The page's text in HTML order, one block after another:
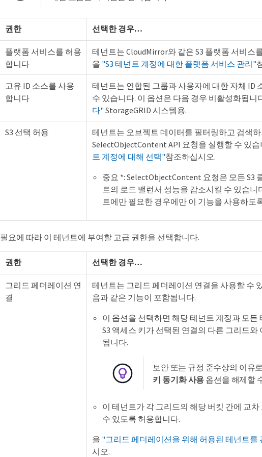
권한 선택한 경우…​
플랫폼 서비스를 허용
합니다
테넌트는 CloudMirror와 같은 S3 플랫폼 서비스
을 "S3 테넌트 계정에 대한 플랫폼 서비스 관리"
고유 ID 소스를 사용
합니다
테넌트는 연합된 그룹과 사용자에 대한 자체 ID
수 있습니다. 이 옵션은 다음 경우 비활성화됩니
다" StorageGRID 시스템용.
S3 선택 허용
테넌트는 오브젝트 데이터를 필터링하고 검색하
SelectObjectContent API 요청을 실행할 수 있습
트 계정에 대해 선택"참조하십시오.
중요 *: SelectObjectContent 요청은 모든 S3
트의 로드 밸런서 성능을 감소시킬 수 있습니
트에만 필요한 경우에만 이 기능을 사용하도
필요에 따라 이 테넌트에 부여할 고급 권한을 선택합니다.
권한 선택한 경우…​
그리드 페더레이션 연
결
테넌트는 그리드 페더레이션 연결을 사용할 수
음과 같은 기능이 포함됩니다.
이 옵션을 선택하면 해당 테넌트 계정과 모든
S3 액세스 키가 선택된 연결의 다른 그리드와
됩니다.
보안 또는 규정 준수상의 이유
키 동기화 사용 옵션을 해제할
이 테넌트가 각 그리드의 해당 버킷 간에 교
수 있도록 허용합니다.
을 "그리드 페더레이션을 위해 허용된 테넌트를
시오.